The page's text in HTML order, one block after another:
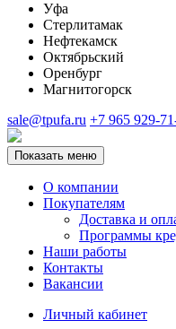
Уфа
Стерлитамак
Нефтекамск
Октябрьский
Оренбург
Магнитогорск
sale@tpufa.ru +7 965 929-
Показать меню
О компании
Покупателям
Доставка и
Программы
Наши работы
Контакты
Вакансии
Личный кабинет